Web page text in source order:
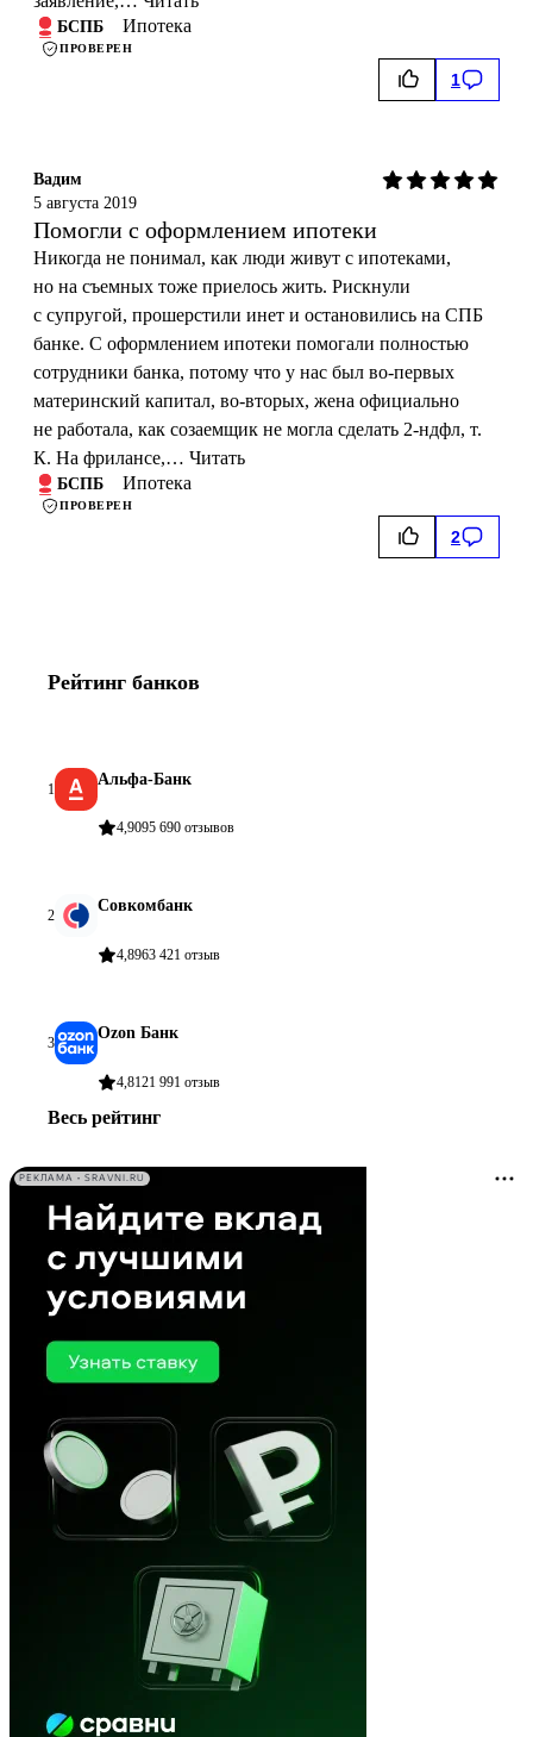
БСПБ Ипотека
ПРОВЕРЕН
1
Вадим
5 августа 2019
Помогли с оформлением ипотеки
Никогда не понимал, как люди живут с ипотеками,
но на съемных тоже приелось жить. Рискнули
с супругой, прошерстили инет и остановились на СПБ
банке. С оформлением ипотеки помогали полностью
сотрудники банка, потому что у нас был во-первых
материнский капитал, во-вторых, жена официально
не работала, как созаемщик не могла сделать 2-ндфл, т.
К. На фрилансе,… Читать
БСПБ Ипотека
ПРОВЕРЕН
2
Рейтинг банков
1
Альфа-Банк
4,9095 690 отзывов
2
Совкомбанк
4,8963 421 отзыв
3
Ozon Банк
4,8121 991 отзыв
Весь рейтинг
РЕКЛАМА • SRAVNI.RU